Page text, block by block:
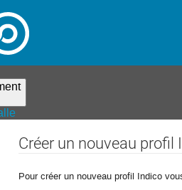
Créer un nouveau profil
Pour créer un nouveau profil Indico